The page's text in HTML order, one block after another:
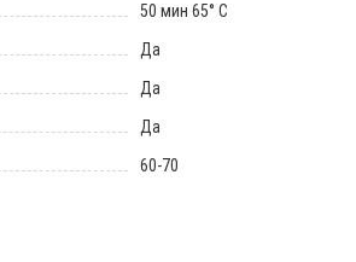
50 мин 65° С
Да
Да
Да
60-70